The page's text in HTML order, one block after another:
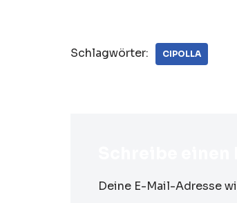
Schlagwörter: CIPOLLA
Deine E-Mail-Adresse